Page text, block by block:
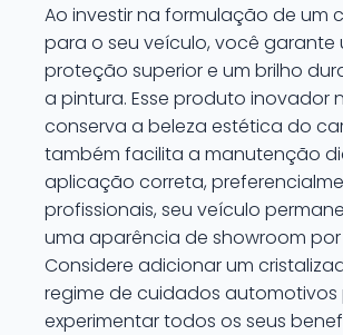
Ao investir na formulação de um
para o seu veículo, você garante
proteção superior e um brilho
a pintura. Esse produto inovador
conserva a beleza estética do
também facilita a manutenção
aplicação correta,
profissionais, seu veículo
uma aparência de showroom
Considere adicionar um
regime de cuidados automotivos
experimentar todos os seus